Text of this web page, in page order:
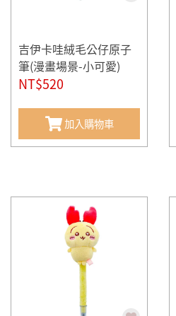
吉伊卡哇絨毛公仔原子
筆(漫畫場景-小可愛)
NT$520
加入購物車